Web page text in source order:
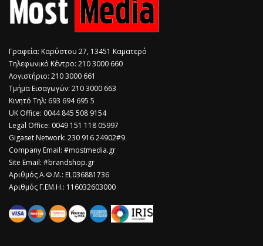
Γραφεία: Καρύστου 27, 13451 Καματερό
Τηλεφωνικό Κέντρο: 210 3000 660
Λογιστήριο: 210 3000 661
Τμήμα Εισαγωγών: 210 3000 663
Κινητό Τηλ: 693 694 695 5
​UK Office: 0044 845 508 9154
Legal Office: 0049 151 118 05997
Gigaset Network: 230 916 24902#9
Company Email: #mostmedia.gr
Site Email: #brandshop.gr
Αριθμός Α.Φ.Μ.: EL036881736
Αριθμός Γ.ΕΜ.Η.: 116032603000